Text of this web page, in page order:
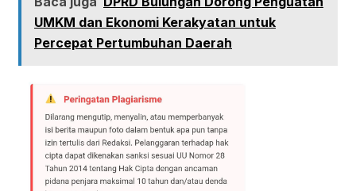
UMKM dan Ekonomi Kerakyatan untuk
Percepat Pertumbuhan Daerah